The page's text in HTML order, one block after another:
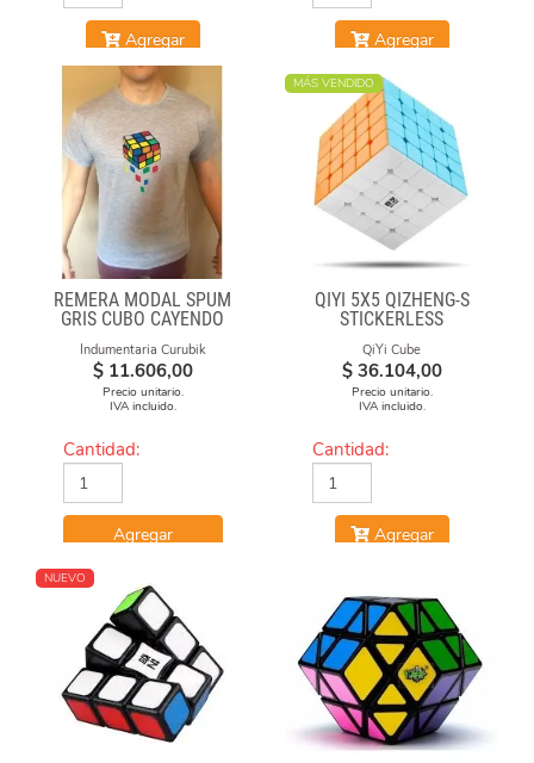
Agregar Agregar
REMERA MODAL SPUM
GRIS CUBO CAYENDO
Indumentaria Curubik
$ 11.606,00
Precio unitario.
IVA incluido.
Cantidad:
Agregar
MÁS VENDIDO
QIYI 5X5 QIZHENG-S
STICKERLESS
QiYi Cube
$ 36.104,00
Precio unitario.
IVA incluido.
Cantidad:
Agregar
NUEVO